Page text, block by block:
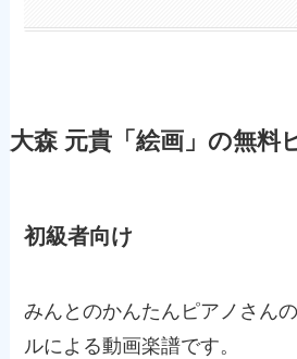
大森 元貴「絵画」の無料
初級者向け
みんとのかんたんピアノさん
ルによる動画楽譜です。